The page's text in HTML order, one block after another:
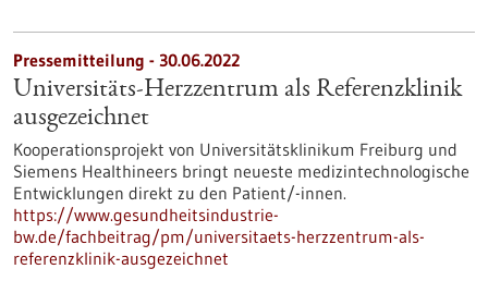
Pressemitteilung - 30.06.2022
Universitäts-Herzzentrum als Referenzklinik
ausgezeichnet
Kooperationsprojekt von Universitätsklinikum Freiburg und
Siemens Healthineers bringt neueste medizintechnologische
Entwicklungen direkt zu den Patient/-innen.
https://www.gesundheitsindustrie-
bw.de/fachbeitrag/pm/universitaets-herzzentrum-als-
referenzklinik-ausgezeichnet